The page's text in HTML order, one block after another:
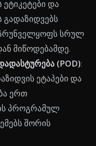
ეტიკეტები და
სრულ
მიწოდებამდე.
(POD):
ეტაპები და
ერთ
პროგრამულ
შორის